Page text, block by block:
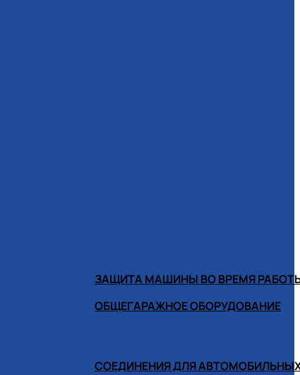
ЗАЩИТА МАШИНЫ ВО ВРЕМЯ
ОБЩЕГАРАЖНОЕ ОБОРУДОВАНИЕ
СОЕДИНЕНИЯ ДЛЯ